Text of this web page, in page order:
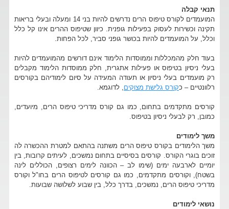
תנאי קבלה
המועמדים לקורס טיפוס הרים נדרשים להיות בני 14 ומעלה ובעלי בריאות
תקינה וכשירות לעסוק בפעילות גופנית. כיוון שטיפוס ההרים אינו קל כלל
וכלל, על המועמדים להיות בכושר גופני סביר, לכל הפחות.
בעוד חלק מהמכללות וממוסדות הלימוד אינם דורשים מהמועמדים להיות
בעלי ניסיון בטיפוס או פעילות אתגרית, חלק ממוסדות הלימוד מקבלים
רק מועמדים בעלי ניסיון או תעודה המעידה על סיום לימודיהם בקורסים
רלוונטיים – כקורס גלישת מצוקים , לדוגמא.
קורסים מתקדמים בתחום, כמו גם קורס מדריכי טיפוס הרים, מיועדים,
כמובן, רק לבעלי ניסיון בטיפוס.
משך לימודים
משך הלימודים בקורס טיפוס הרים משתנה בהתאם למטרת ההכשרה לה
זוכים בוגרי הקורס. קורסים בסיסיים בתחום נמשכים, לעיתים קרובות, בין
יומיים לארבעה ימים (שימו לב – הכוונה לימים רצופים, הכוללים לינה
בשטח), וקורסים מתקדמים, כמו גם קורסים לטיפוס הרים בחו"ל וקורס
מדריכי טיפוס הרים, נמשכים, בדרך כלל, בין שבוע לשלושה שבועות.
נושאי לימודים